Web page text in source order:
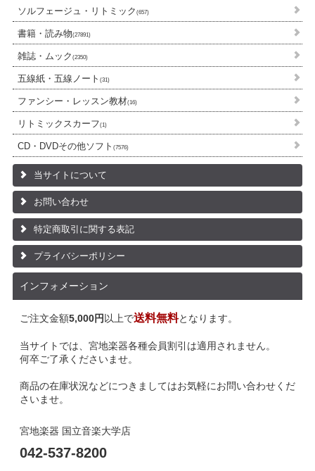
ソルフェージュ・リトミック (657)
書籍・読み物(27891)
雑誌・ムック (2350)
五線紙・五線ノート (31)
ファンシー・レッスン教材(16)
リトミックスカーフ(1)
CD・DVDその他ソフト (7576)
当サイトについて
お問い合わせ
特定商取引に関する表記
プライバシーポリシー
インフォメーション
ご注文金額5,000円 以上で送料無料となります。
当サイトでは、宮地楽器各種会員割引は適用されません。
何卒ご了承くださいませ。
商品の在庫状況などにつきましてはお気軽にお問い合わせくだ
さいませ。
宮地楽器 国立音楽大学店
042-537-8200